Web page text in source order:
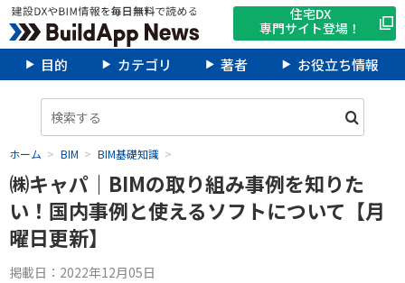
住宅DX
専門サイト登場！
目的 カテゴリ 著者 お役立ち情報
ホーム BIM BIM基礎知識
㈱キャパ｜BIMの取り組み事例を知りた
い！国内事例と使えるソフトについて【月
曜日更新】
掲載日： 2022年12月05日